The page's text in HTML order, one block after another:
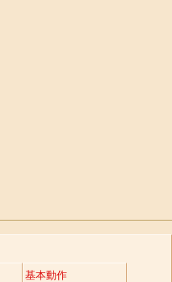
基本動作